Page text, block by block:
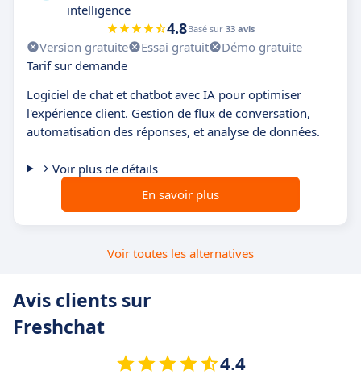
intelligence
4.8Basé sur 33 avis
Version gratuite Essai gratuit
Démo gratuite
Tarif sur demande
Logiciel de chat et chatbot avec IA pour optimiser
l'expérience client. Gestion de flux de conversation,
automatisation des réponses, et analyse de données.
Voir plus de détails
En savoir plus
Voir toutes les alternatives
Avis clients sur
Freshchat
4.4